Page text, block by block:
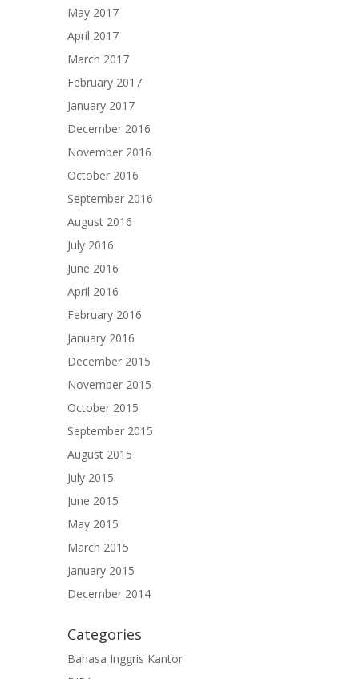
May 2017
April 2017
March 2017
February 2017
January 2017
December 2016
November 2016
October 2016
September 2016
August 2016
July 2016
June 2016
April 2016
February 2016
January 2016
December 2015
November 2015
October 2015
September 2015
August 2015
July 2015
June 2015
May 2015
March 2015
January 2015
December 2014
Categories
Bahasa Inggris Kantor